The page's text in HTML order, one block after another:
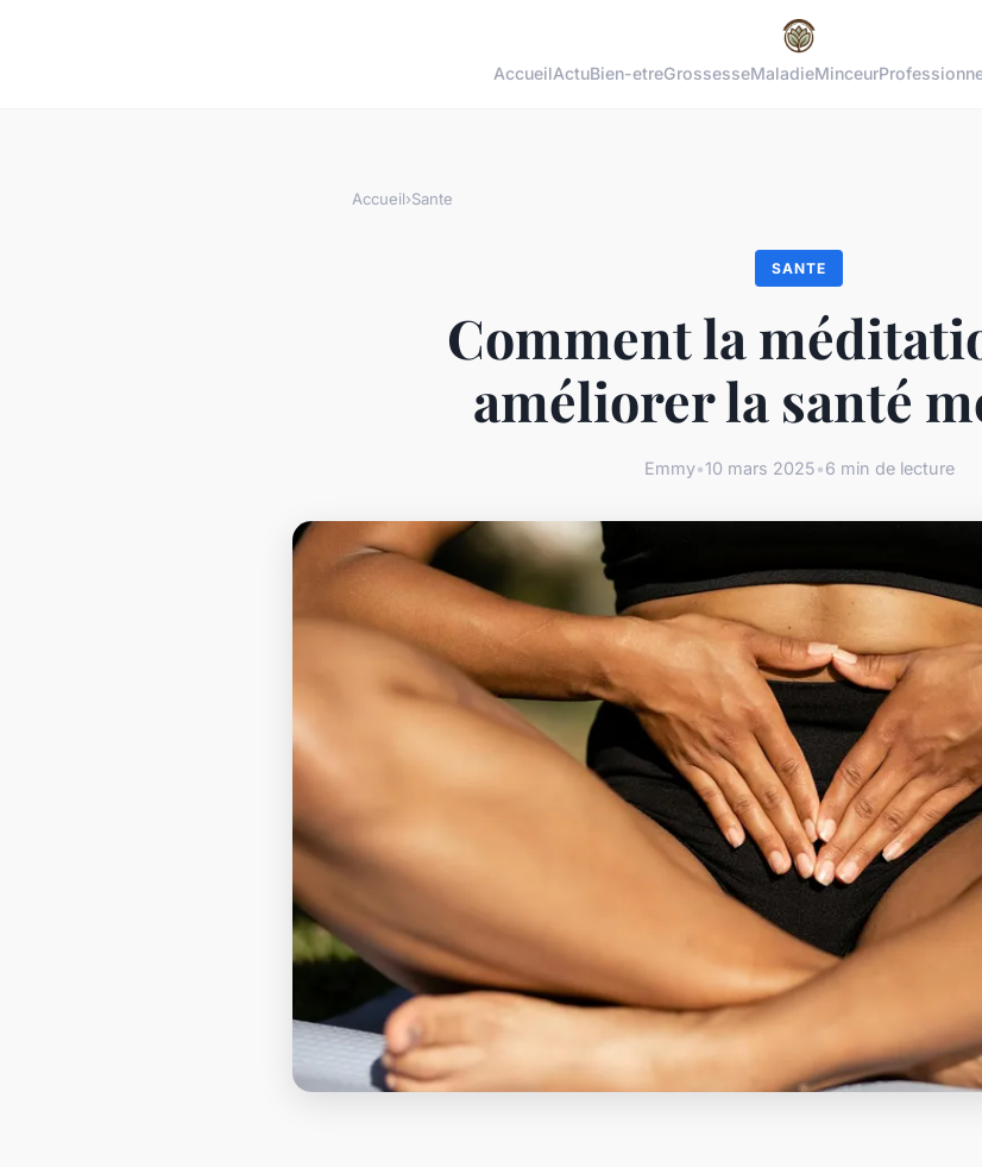
AccueilActuBien-etreGrossesseMaladieMinceur
Accueil›Sante
SANTE
Comment la
améliorer la santé
Emmy•10 mars 2025•6 min de lecture